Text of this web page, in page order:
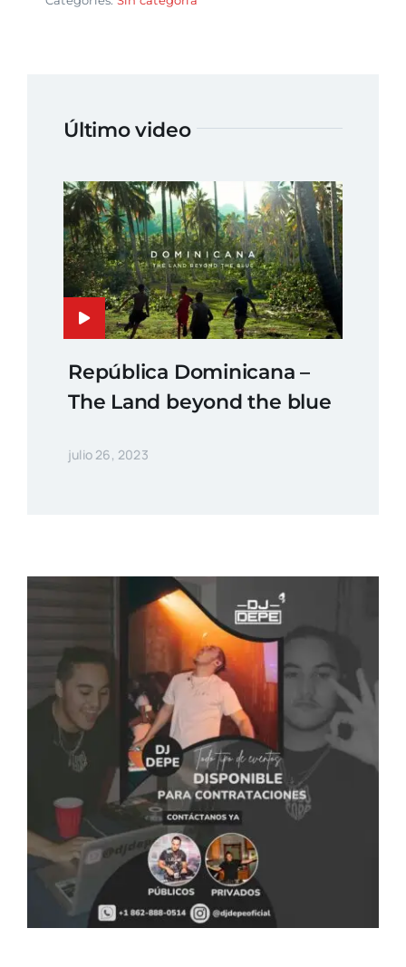
Último video
República Dominicana –
The Land beyond the blue
julio 26, 2023